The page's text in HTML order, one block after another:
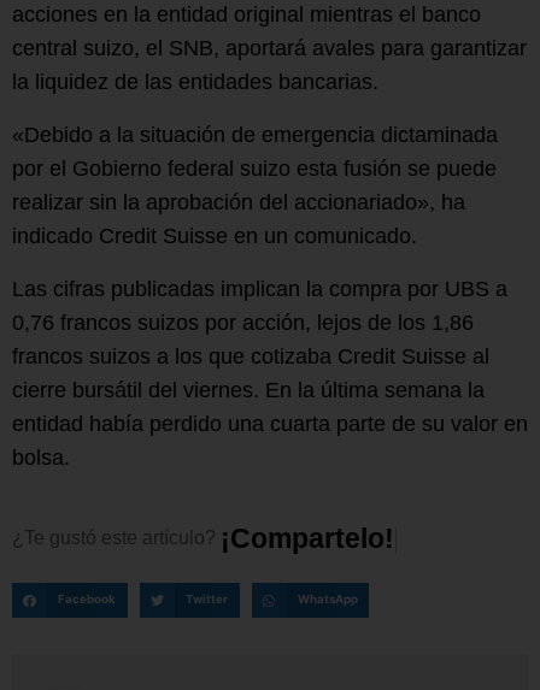
acciones en la entidad original mientras el banco
central suizo, el SNB, aportará avales para garantizar
la liquidez de las entidades bancarias.
«Debido a la situación de emergencia dictaminada
por el Gobierno federal suizo esta fusión se puede
realizar sin la aprobación del accionariado», ha
indicado Credit Suisse en un comunicado.
Las cifras publicadas implican la compra por UBS a
0,76 francos suizos por acción, lejos de los 1,86
francos suizos a los que cotizaba Credit Suisse al
cierre bursátil del viernes. En la última semana la
entidad había perdido una cuarta parte de su valor en
bolsa.
¿Te gustó este artículo? ¡Compartelo!
Facebook Twitter WhatsApp